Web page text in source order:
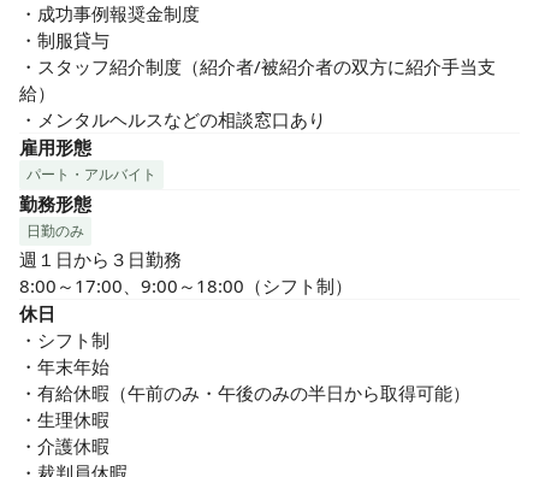
・成功事例報奨金制度
・制服貸与
・スタッフ紹介制度（紹介者/被紹介者の双方に紹介手当支
給）
・メンタルヘルスなどの相談窓口あり
雇用形態
パート・アルバイト
勤務形態
日勤のみ
週１日から３日勤務
8:00～17:00、9:00～18:00（シフト制）
休日
・シフト制
・年末年始
・有給休暇（午前のみ・午後のみの半日から取得可能）
・生理休暇
・介護休暇
・裁判員休暇